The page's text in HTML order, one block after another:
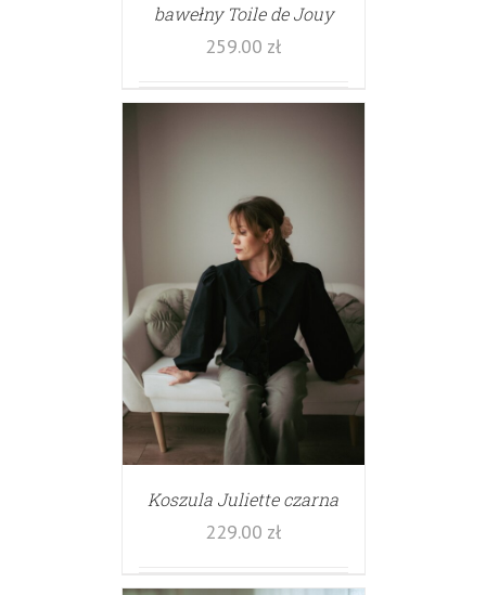
bawełny Toile de Jouy
259.00 zł
Koszula Juliette czarna
229.00 zł